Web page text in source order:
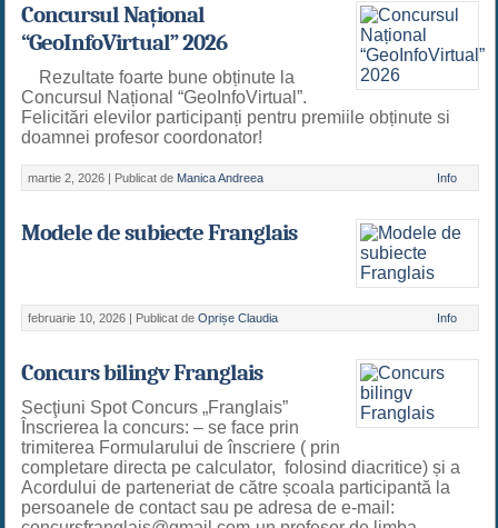
Concursul Național
“GeoInfoVirtual” 2026
Rezultate foarte bune obținute la
Concursul Național “GeoInfoVirtual”.
Felicitări elevilor participanți pentru premiile obținute si
doamnei profesor coordonator!
martie 2, 2026 | Publicat de Manica Andreea Info
Modele de subiecte Franglais
februarie 10, 2026 | Publicat de Oprișe Claudia Info
Concurs bilingv Franglais
Secţiuni Spot Concurs „Franglais”
Înscrierea la concurs: – se face prin
trimiterea Formularului de înscriere ( prin
completare directa pe calculator, folosind diacritice) și a
Acordului de parteneriat de către școala participantă la
persoanele de contact sau pe adresa de e-mail: